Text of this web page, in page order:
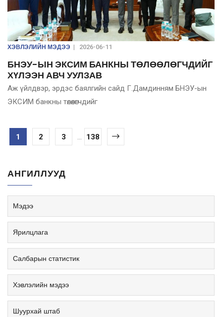
ХЭВЛЭЛИЙН МЭДЭЭ | 2026-06-11
БНЭУ-ЫН ЭКСИМ БАНКНЫ ТӨЛӨӨЛӨГЧДИЙГ
ХҮЛЭЭН АВЧ УУЛЗАВ
Аж үйлдвэр, эрдэс баялгийн сайд Г.Дамдинням БНЭУ-ын
ЭКСИМ банкны төлөөлөгчдийг
1 2 3 ... 138
АНГИЛЛУУД
Мэдээ
Ярилцлага
Салбарын статистик
Хэвлэлийн мэдээ
Шуурхай штаб